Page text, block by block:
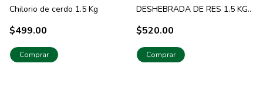
Chilorio de cerdo 1.5 Kg
$499.00
Comprar
DESHEBRADA DE RES 1.5 KG..
$520.00